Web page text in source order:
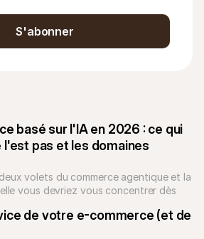
basé sur l'IA en 2026 : ce qui
l'est pas et les domaines
volets du commerce agentique et la
vous devriez vous concentrer dès
de votre e-commerce (et de
S'abonner